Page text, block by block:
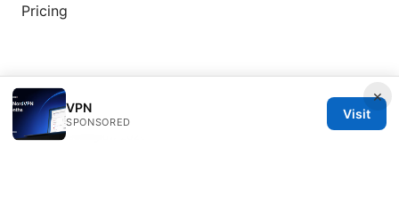
Pricing
×
VPN
SPONSORED
Visit
© Nutrahealthgrow 2026